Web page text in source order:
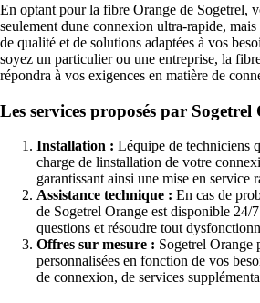
En optant pour la fibre Orange de Sogetrel,
seulement dune connexion ultra-rapide,
de qualité et de solutions adaptées à vos
soyez un particulier ou une entreprise, la
répondra à vos exigences en matière de
Les services proposés par
Installation : Léquipe de techniciens
charge de linstallation de votre
garantissant ainsi une mise en service
Assistance technique : En cas de
de Sogetrel Orange est disponible 24/
questions et résoudre tout
Offres sur mesure : Sogetrel Orange
personnalisées en fonction de vos
de connexion, de services